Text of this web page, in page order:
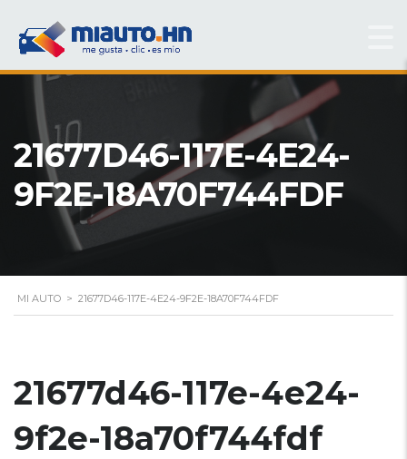
21677D46-117E-4E24-
9F2E-18A70F744FDF
MI AUTO > 21677D46-117E-4E24-9F2E-18A70F744FDF
21677d46-117e-4e24-
9f2e-18a70f744fdf